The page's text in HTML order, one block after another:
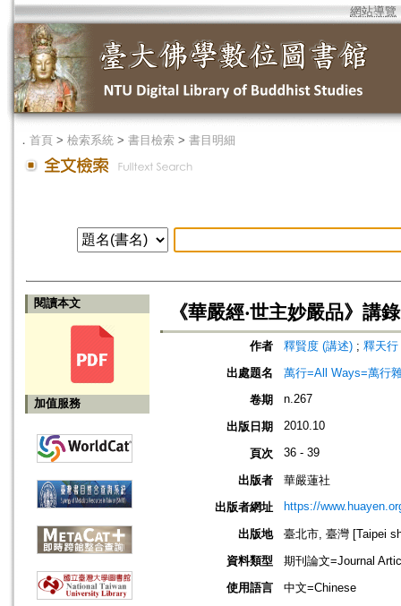
網站導覽
． 首頁 > 檢索系統 > 書目檢索 > 書目明細
閱讀本文
加值服務
《華嚴經‧世主妙嚴品》講
作者 釋賢度 (講述) ; 釋天行
出處題名
萬行=All Ways=萬行
卷期
n.267
出版日期 2010.10
頁次 36 - 39
出版者
華嚴蓮社
出版者網址
https://
出版地
臺北市, 臺灣 [Taipei
資料類型
期刊論文=Journal
使用語言
中文=Chinese